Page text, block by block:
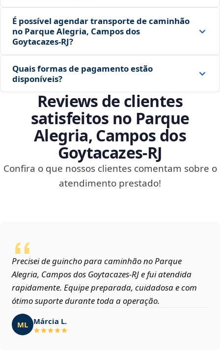
É possível agendar transporte de caminhão
no Parque Alegria, Campos dos
Goytacazes‑RJ?
Quais formas de pagamento estão
disponíveis?
Reviews de clientes
satisfeitos no Parque
Alegria, Campos dos
Goytacazes‑RJ
Confira o que nossos clientes comentam sobre o
atendimento prestado!
Precisei de guincho para caminhão no Parque
Alegria, Campos dos Goytacazes‑RJ e fui atendida
rapidamente. Equipe preparada, cuidadosa e com
ótimo suporte durante toda a operação.
ML Márcia L.